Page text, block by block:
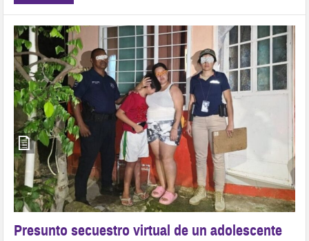
Presunto secuestro virtual de un adolescente